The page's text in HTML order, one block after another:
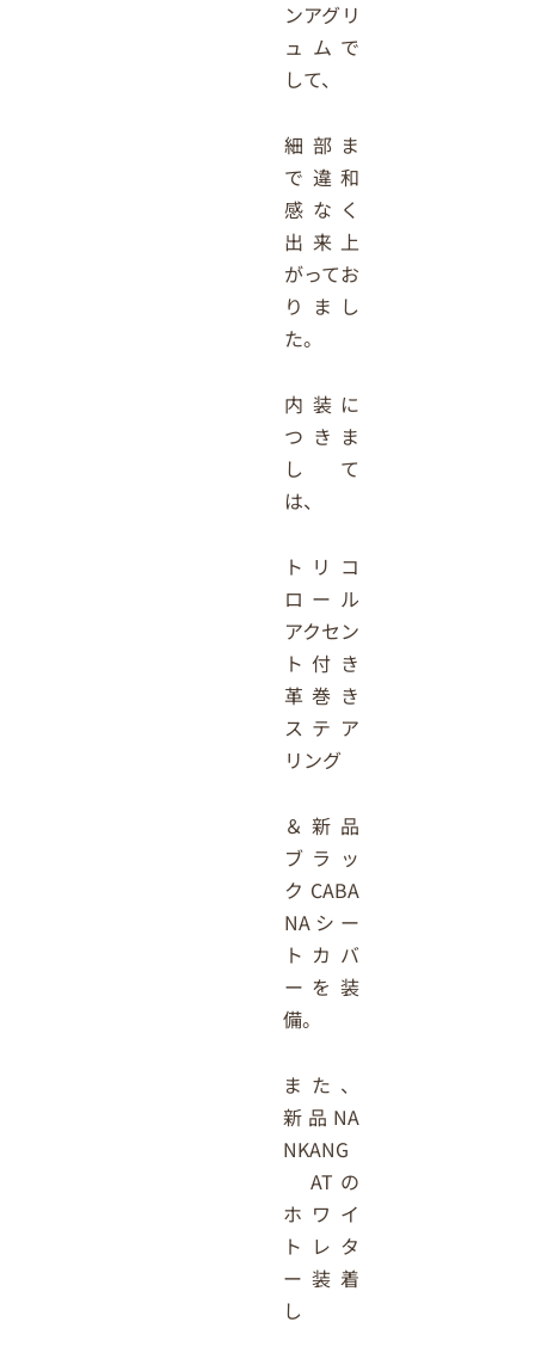
ンアグリ
ュムで
して、
細部ま
で違和
感なく
出来上
がってお
りまし
た。
内装に
つきま
して
は、
トリコ
ロール
アクセン
ト付き
革巻き
ステア
リング
＆新品
ブラッ
クCABA
NAシー
トカバ
ーを装
備。
また、
新品NA
NKANG
ATの
ホワイ
トレタ
ー装着
し